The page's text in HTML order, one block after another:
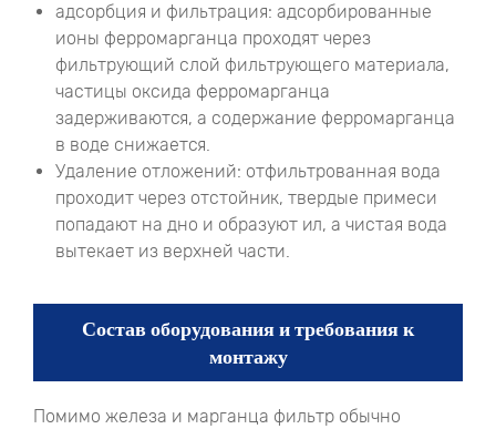
адсорбция и фильтрация: адсорбированные
ионы ферромарганца проходят через
фильтрующий слой фильтрующего материала,
частицы оксида ферромарганца
задерживаются, а содержание ферромарганца
в воде снижается.
Удаление отложений: отфильтрованная вода
проходит через отстойник, твердые примеси
попадают на дно и образуют ил, а чистая вода
вытекает из верхней части.
Состав оборудования и требования к
монтажу
Помимо железа и марганца фильтр обычно